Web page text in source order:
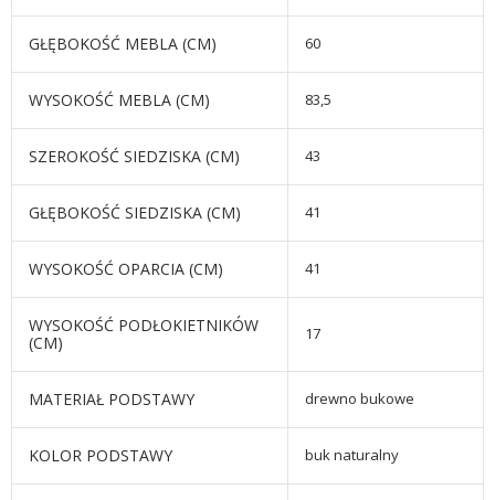
GŁĘBOKOŚĆ MEBLA (CM) 60
WYSOKOŚĆ MEBLA (CM) 83,5
SZEROKOŚĆ SIEDZISKA (CM) 43
GŁĘBOKOŚĆ SIEDZISKA (CM) 41
WYSOKOŚĆ OPARCIA (CM) 41
WYSOKOŚĆ PODŁOKIETNIKÓW
(CM)
17
MATERIAŁ PODSTAWY drewno bukowe
KOLOR PODSTAWY buk naturalny